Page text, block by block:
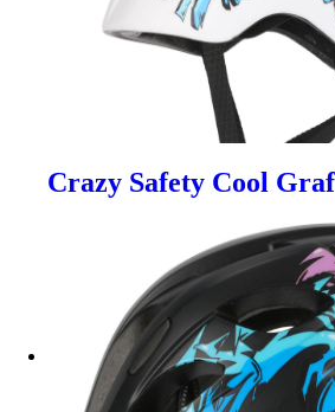
Crazy Safety Cool